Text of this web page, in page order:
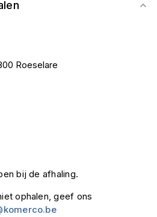
Roeselare
bij de afhaling.
ophalen, geef ons